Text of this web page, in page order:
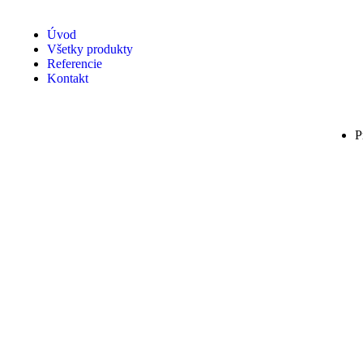
Úvod
Všetky produkty
Referencie
Kontakt